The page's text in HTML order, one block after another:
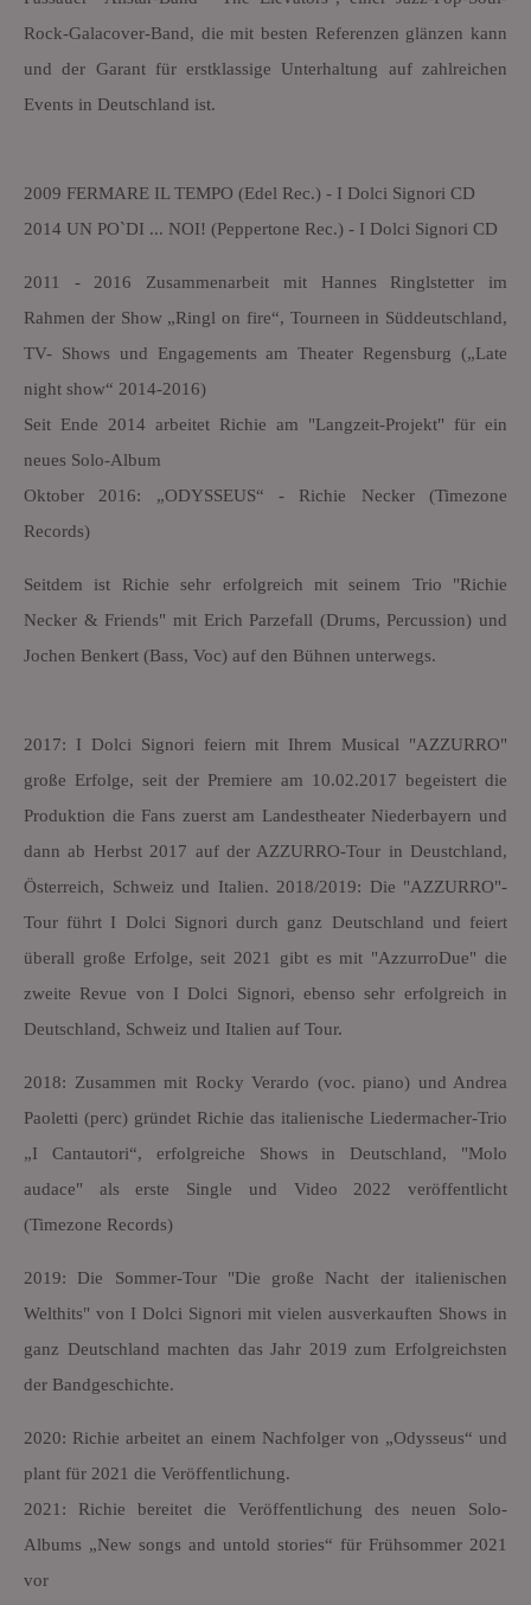
Rock-Galacover-Band, die mit besten Referenzen glänzen kann
und der Garant für erstklassige Unterhaltung auf zahlreichen
Events in Deutschland ist.
2009 FERMARE IL TEMPO (Edel Rec.) - I Dolci Signori CD
2014 UN PO`DI ... NOI! (Peppertone Rec.) - I Dolci Signori CD
2011 - 2016 Zusammenarbeit mit Hannes Ringlstetter im
Rahmen der Show „Ringl on fire“, Tourneen in Süddeutschland,
TV- Shows und Engagements am Theater Regensburg („Late
night show“ 2014-2016)
Seit Ende 2014 arbeitet Richie am "Langzeit-Projekt" für ein
neues Solo-Album
Oktober 2016: „ODYSSEUS“ - Richie Necker (Timezone
Records)
Seitdem ist Richie sehr erfolgreich mit seinem Trio "Richie
Necker & Friends" mit Erich Parzefall (Drums, Percussion) und
Jochen Benkert (Bass, Voc) auf den Bühnen unterwegs.
2017: I Dolci Signori feiern mit Ihrem Musical "AZZURRO"
große Erfolge, seit der Premiere am 10.02.2017 begeistert die
Produktion die Fans zuerst am Landestheater Niederbayern und
dann ab Herbst 2017 auf der AZZURRO-Tour in Deustchland,
Österreich, Schweiz und Italien. 2018/2019: Die "AZZURRO"-
Tour führt I Dolci Signori durch ganz Deutschland und feiert
überall große Erfolge, seit 2021 gibt es mit "AzzurroDue" die
zweite Revue von I Dolci Signori, ebenso sehr erfolgreich in
Deutschland, Schweiz und Italien auf Tour.
2018: Zusammen mit Rocky Verardo (voc. piano) und Andrea
Paoletti (perc) gründet Richie das italienische Liedermacher-Trio
„I Cantautori“, erfolgreiche Shows in Deutschland, "Molo
audace" als erste Single und Video 2022 veröffentlicht
(Timezone Records)
2019: Die Sommer-Tour "Die große Nacht der italienischen
Welthits" von I Dolci Signori mit vielen ausverkauften Shows in
ganz Deutschland machten das Jahr 2019 zum Erfolgreichsten
der Bandgeschichte.
2020: Richie arbeitet an einem Nachfolger von „Odysseus“ und
plant für 2021 die Veröffentlichung.
2021: Richie bereitet die Veröffentlichung des neuen Solo-
Albums „New songs and untold stories“ für Frühsommer 2021
vor